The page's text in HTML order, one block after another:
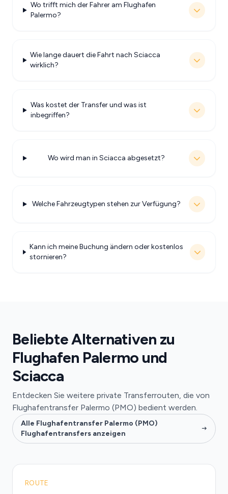
Wo trifft mich der Fahrer am Flughafen
Palermo?
Wie lange dauert die Fahrt nach Sciacca
wirklich?
Was kostet der Transfer und was ist
inbegriffen?
Wo wird man in Sciacca abgesetzt?
Welche Fahrzeugtypen stehen zur Verfügung?
Kann ich meine Buchung ändern oder kostenlos
stornieren?
Beliebte Alternativen zu
Flughafen Palermo und
Sciacca
Entdecken Sie weitere private Transferrouten, die von
Flughafentransfer Palermo (PMO) bedient werden.
Alle Flughafentransfer Palermo (PMO)
Flughafentransfers anzeigen
ROUTE